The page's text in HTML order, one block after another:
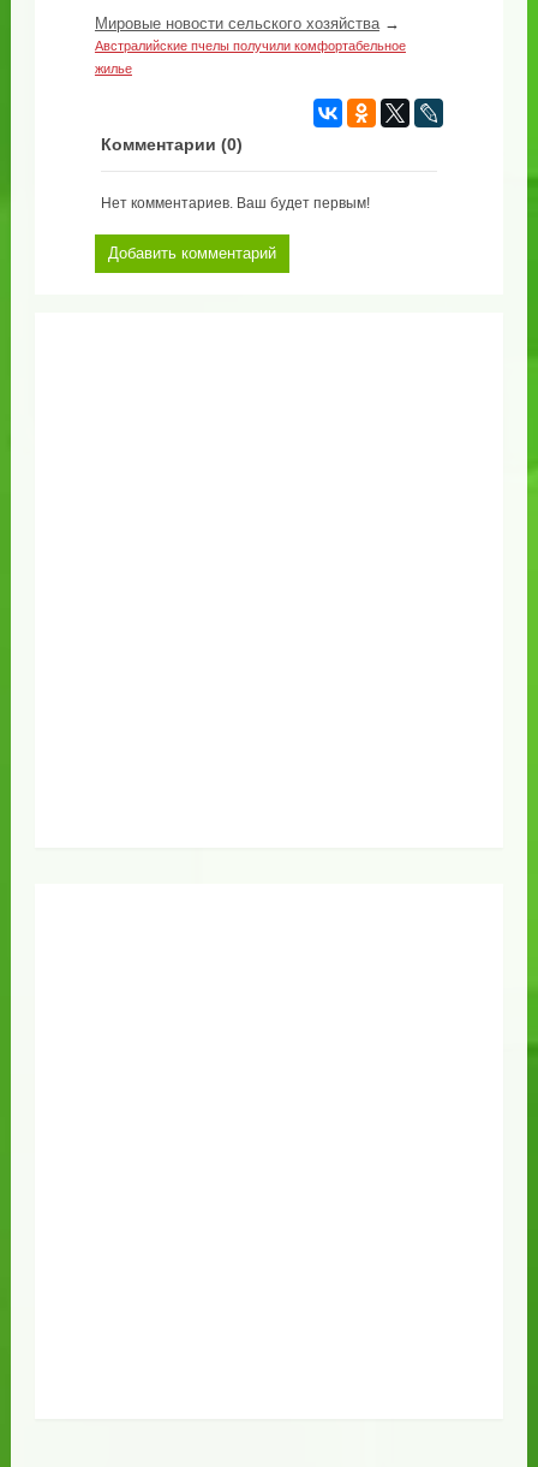
Мировые новости сельского хозяйства→
Австралийские пчелы получили комфортабельное
жилье
Комментарии (0)
Нет комментариев. Ваш будет первым!
Добавить комментарий